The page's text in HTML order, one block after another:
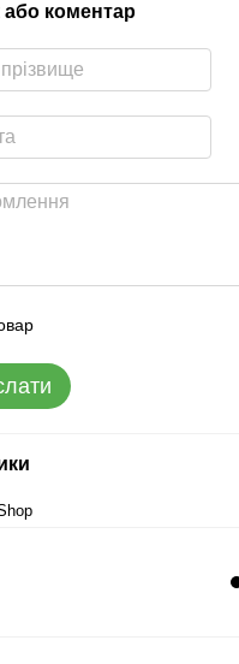
або коментар